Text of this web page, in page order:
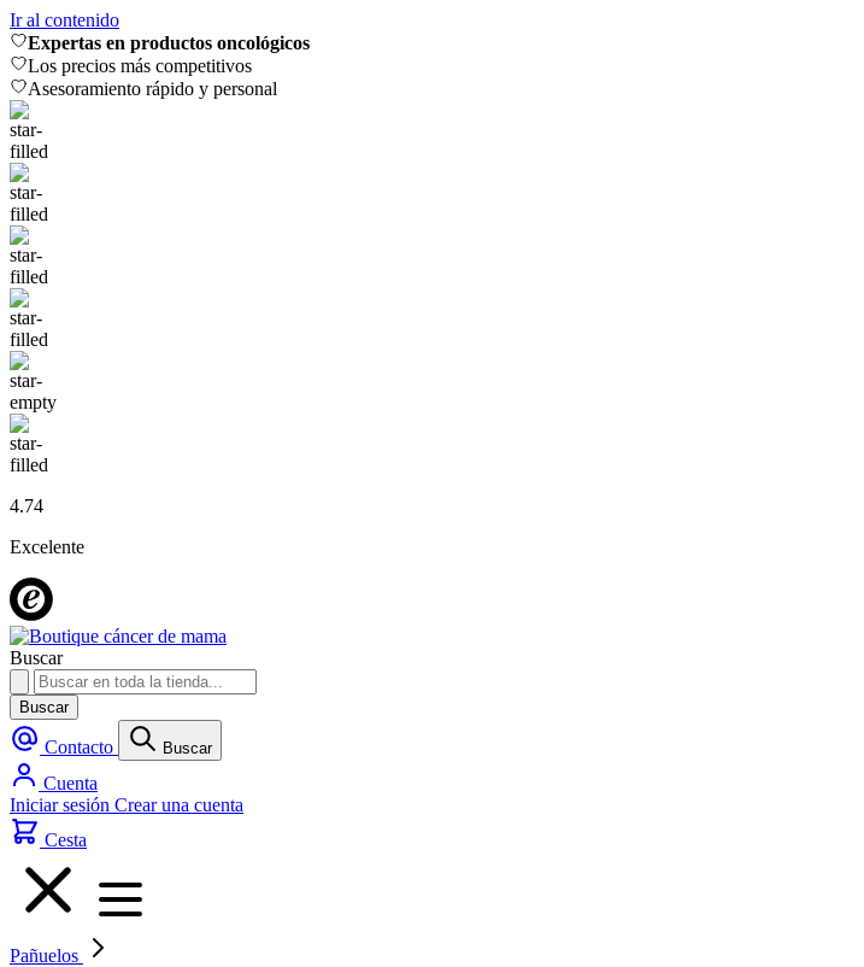
Ir al contenido
Expertas en productos oncológicos
Los precios más competitivos
Asesoramiento rápido y personal
4.74
Excelente
Buscar
Buscar
Contacto Buscar
Cuenta
Iniciar sesión Crear una cuenta
Cesta
Pañuelos